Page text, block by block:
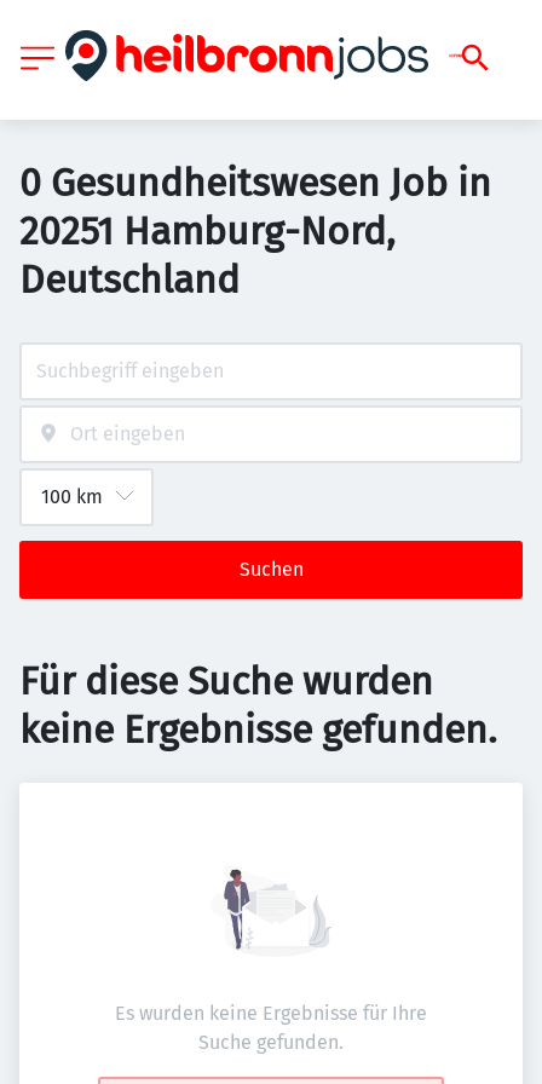
0 Gesundheitswesen Job in
20251 Hamburg-Nord,
Deutschland
Suchen
Für diese Suche wurden
keine Ergebnisse gefunden.
Es wurden keine Ergebnisse für Ihre
Suche gefunden.